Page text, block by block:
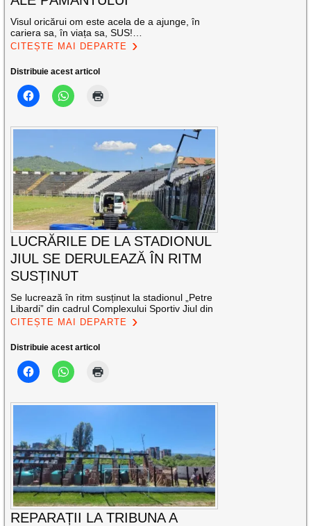
Visul oricărui om este acela de a ajunge, în
cariera sa, în viața sa, SUS!…
CITEȘTE MAI DEPARTE
Distribuie acest articol
LUCRĂRILE DE LA STADIONUL
JIUL SE DERULEAZĂ ÎN RITM
SUSȚINUT
Se lucrează în ritm susținut la stadionul „Petre
Libardi” din cadrul Complexului Sportiv Jiul din
CITEȘTE MAI DEPARTE
Distribuie acest articol
REPARAȚII LA TRIBUNA A